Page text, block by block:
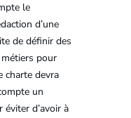
le
d’une
de définir des
pour
charte devra
un
d’avoir à